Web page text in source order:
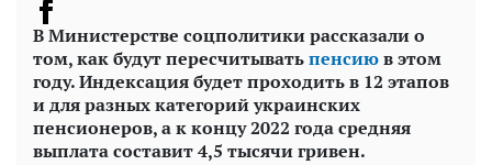
В Министерстве соцполитики рассказали о
том, как будут пересчитыватьпенсиюв этом
году. Индексация будет проходить в 12 этапов
и для разных категорий украинских
пенсионеров, а к концу 2022 года средняя
выплата составит 4,5 тысячи гривен.